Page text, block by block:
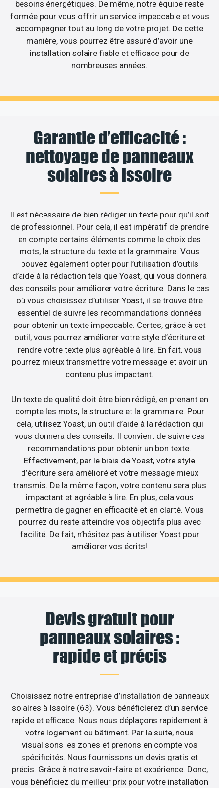
besoins énergétiques. De même, notre équipe reste
formée pour vous offrir un service impeccable et vous
accompagner tout au long de votre projet. De cette
manière, vous pourrez être assuré d’avoir une
installation solaire fiable et efficace pour de
nombreuses années.
Garantie d’efficacité :
nettoyage de panneaux
solaires à Issoire
Il est nécessaire de bien rédiger un texte pour qu’il soit
de professionnel. Pour cela, il est impératif de prendre
en compte certains éléments comme le choix des
mots, la structure du texte et la grammaire. Vous
pouvez également opter pour l’utilisation d’outils
d’aide à la rédaction tels que Yoast, qui vous donnera
des conseils pour améliorer votre écriture. Dans le cas
où vous choisissez d’utiliser Yoast, il se trouve être
essentiel de suivre les recommandations données
pour obtenir un texte impeccable. Certes, grâce à cet
outil, vous pourrez améliorer votre style d’écriture et
rendre votre texte plus agréable à lire. En fait, vous
pourrez mieux transmettre votre message et avoir un
contenu plus impactant.
Un texte de qualité doit être bien rédigé, en prenant en
compte les mots, la structure et la grammaire. Pour
cela, utilisez Yoast, un outil d’aide à la rédaction qui
vous donnera des conseils. Il convient de suivre ces
recommandations pour obtenir un bon texte.
Effectivement, par le biais de Yoast, votre style
d’écriture sera amélioré et votre message mieux
transmis. De la même façon, votre contenu sera plus
impactant et agréable à lire. En plus, cela vous
permettra de gagner en efficacité et en clarté. Vous
pourrez du reste atteindre vos objectifs plus avec
facilité. De fait, n’hésitez pas à utiliser Yoast pour
améliorer vos écrits!
Devis gratuit pour
panneaux solaires :
rapide et précis
Choisissez notre entreprise d’installation de panneaux
solaires à Issoire (63). Vous bénéficierez d’un service
rapide et efficace. Nous nous déplaçons rapidement à
votre logement ou bâtiment. Par la suite, nous
visualisons les zones et prenons en compte vos
spécificités. Nous fournissons un devis gratis et
précis. Grâce à notre savoir-faire et expérience. Donc,
vous bénéficiez du meilleur prix pour votre installation